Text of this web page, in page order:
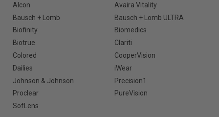
Alcon
Avaira Vitality
Bausch + Lomb
Bausch + Lomb ULTRA
Biofinity
Biomedics
Biotrue
Clariti
Colored
CooperVision
Dailies
iWear
Johnson & Johnson
Precision1
Proclear
PureVision
SofLens